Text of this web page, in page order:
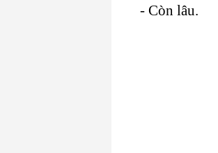
- Còn lâu.